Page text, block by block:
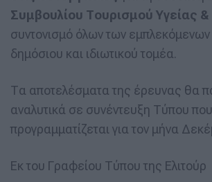
Συμβουλίου Τουρισμού Υγείας &
συντονισμό όλων των
δημόσιου και ιδιωτικού τομέα.
Τα αποτελέσματα της έρευνας θα
αναλυτικά σε συνέντευξη Τύπου που
προγραμματίζεται για τον μήνα
Εκ του Γραφείου Τύπου της Ελιτούρ